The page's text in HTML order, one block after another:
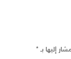
إليها بـ*